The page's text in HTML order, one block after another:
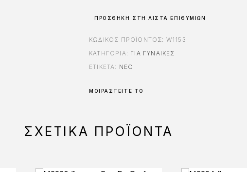
ΠΡΟΣΘΉΚΗ ΣΤΗ ΛΊΣΤΑ ΕΠΙΘΥΜΙΏΝ
ΚΩΔΙΚΌΣ ΠΡΟΪΌΝΤΟΣ: W1153
ΚΑΤΗΓΟΡΊΑ: ΓΙΑ ΓΥΝΑΊΚΕΣ
ΕΤΙΚΈΤΑ: ΝΈΟ
ΜΟΙΡΑΣΤΕΊΤΕ ΤΟ
ΣΧΕΤΙΚΆ ΠΡΟΪΌΝΤΑ